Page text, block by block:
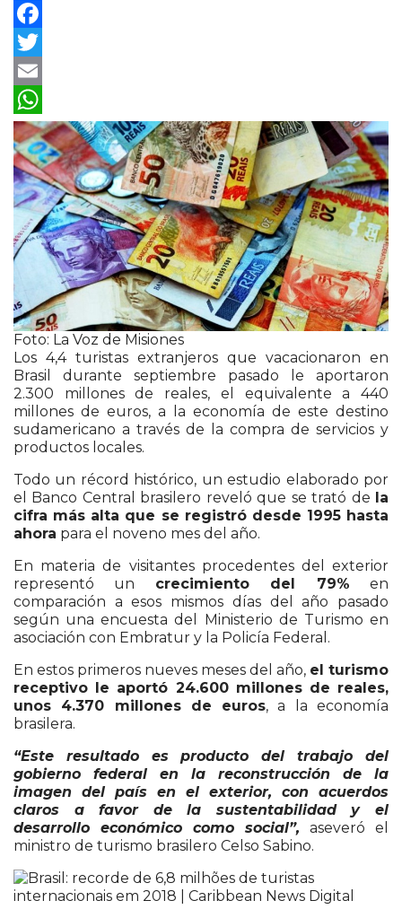
Facebook
Twitter
Email
WhatsApp
Foto: La Voz de Misiones
Los 4,4 turistas extranjeros que vacacionaron en
Brasil durante septiembre pasado le aportaron
2.300 millones de reales, el equivalente a 440
millones de euros, a la economía de este destino
sudamericano a través de la compra de servicios y
productos locales.
Todo un récord histórico, un estudio elaborado por
el Banco Central brasilero reveló que se trató de la
cifra más alta que se registró desde 1995 hasta
ahora para el noveno mes del año.
En materia de visitantes procedentes del exterior
representó un crecimiento del 79% en
comparación a esos mismos días del año pasado
según una encuesta del Ministerio de Turismo en
asociación con Embratur y la Policía Federal.
En estos primeros nueves meses del año, el turismo
receptivo le aportó 24.600 millones de reales,
unos 4.370 millones de euros, a la economía
brasilera.
“Este resultado es producto del trabajo del
gobierno federal en la reconstrucción de la
imagen del país en el exterior, con acuerdos
claros a favor de la sustentabilidad y el
desarrollo económico como social”, aseveró el
ministro de turismo brasilero Celso Sabino.